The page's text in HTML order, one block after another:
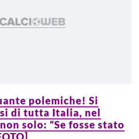
polemiche! Si
di tutta Italia, nel
solo: “Se fosse stato